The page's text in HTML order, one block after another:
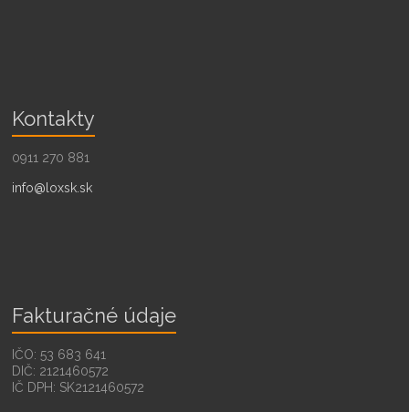
Kontakty
0911 270 881
info@loxsk.sk
Fakturačné údaje
IČO: 53 683 641
DIČ: 2121460572
IČ DPH: SK2121460572